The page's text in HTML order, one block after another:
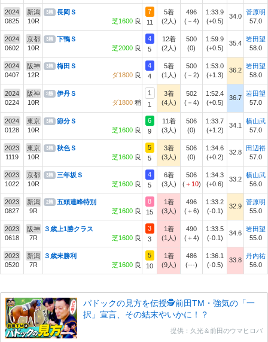
2024
0825
新潟
10R
3勝
長岡Ｓ
芝1600 良
7
11
5着
(2人)
496
(－4)
1:33.9
(+0.5)
34.0
菅原明
57.0
2024
0602
京都
10R
3勝
下鴨Ｓ
芝2000 良
4
5
12着
(2人)
500
(0)
1:59.9
(+0.5)
35.4
岩田望
58.0
2024
0407
阪神
12R
3勝
梅田Ｓ
ダ1800 良
4
4
5着
(1人)
500
(－2)
1:53.0
(+1.3)
36.2
岩田望
58.0
2024
0224
阪神
10R
3勝
伊丹Ｓ
ダ1800 稍
1
1
3着
(4人)
502
(－4)
1:52.4
(+0.5)
36.7
岩田望
57.0
2024
0128
東京
10R
3勝
節分Ｓ
芝1600 良
6
9
11着
(3人)
506
(0)
1:33.7
(+1.2)
34.1
横山武
57.0
2023
1119
東京
10R
3勝
秋色Ｓ
芝1600 良
5
5
3着
(3人)
506
(0)
1:34.6
(+0.2)
32.8
田辺裕
57.0
2023
1022
京都
10R
3勝
三年坂Ｓ
芝1600 良
4
5
6着
(3人)
506
(＋10)
1:34.3
(+0.6)
33.2
横山武
56.0
2023
0827
新潟
9R
2勝
五頭連峰特別
芝1600 良
8
15
1着
(3人)
496
(＋6)
1:33.2
(-0.1)
32.9
菅原明
55.0
2023
0618
阪神
7R
３歳上1勝クラス
芝1600 良
3
3
1着
(1人)
490
(＋4)
1:33.5
(-0.1)
34.6
岩田望
55.0
2023
0520
新潟
7R
３歳未勝利
芝1600 良
5
10
1着
(9人)
486
(---)
1:36.1
(-0.5)
33.8
丹内祐
56.0
パドックの見方を伝授🕵前田TM・強気の「一
択」宣言、その結末やいかに！？
提供：久光＆前田のウマヒロバ